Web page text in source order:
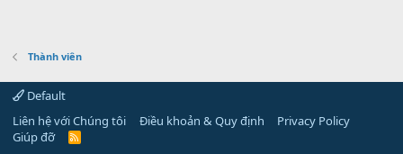
Thành viên
Default
Liên hệ với Chúng tôi
Điều khoản & Quy định
Privacy Policy
Giúp đỡ
R